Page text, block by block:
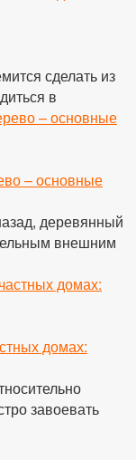
сделать из
в
– основные
деревянный
внешним
домах:
завоевать